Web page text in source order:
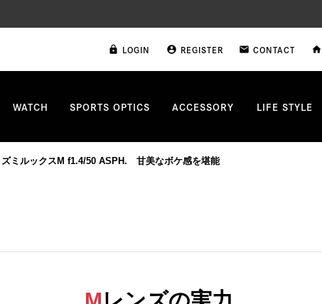
lock LOGIN account_circle REGISTER email CONTACT home
WATCH SPORTS OPTICS ACCESSORY LIFE STYLE
ミルックスM f1.4/50 ASPH. 甘美なボケ感を堪能